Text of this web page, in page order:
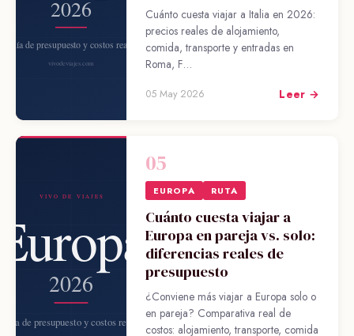
Cuánto cuesta viajar a Italia en 2026:
precios reales de alojamiento,
comida, transporte y entradas en
Roma, F…
05 May 2026 Leer →
05
EUROPA RUTA
Cuánto cuesta viajar a
Europa en pareja vs. solo:
diferencias reales de
presupuesto
¿Conviene más viajar a Europa solo o
en pareja? Comparativa real de
costos: alojamiento, transporte, comida